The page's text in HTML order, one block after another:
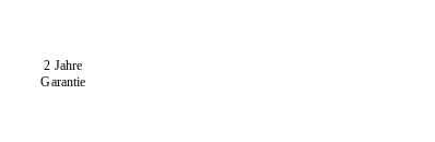
2 Jahre
Garantie